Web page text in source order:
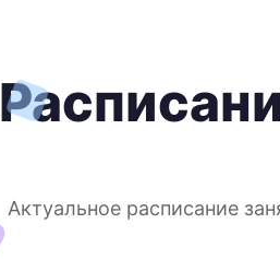
Актуальное расписание